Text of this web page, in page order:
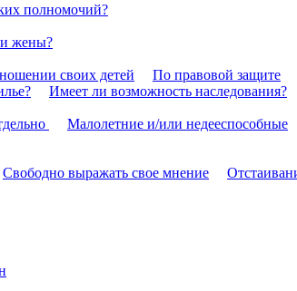
полномочий?
и жены?
своих детей По правовой защите
Имеет ли возможность наследования?
Малолетние и/или недееспособные
Свободно выражать свое мнение